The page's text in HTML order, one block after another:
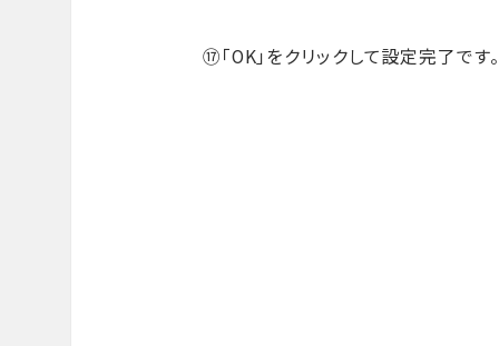
⑰「OK」をクリックして設定完了です。